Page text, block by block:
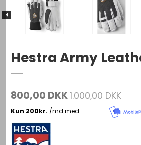
Hestra Army
800,00 DKK1.000,00 DKK